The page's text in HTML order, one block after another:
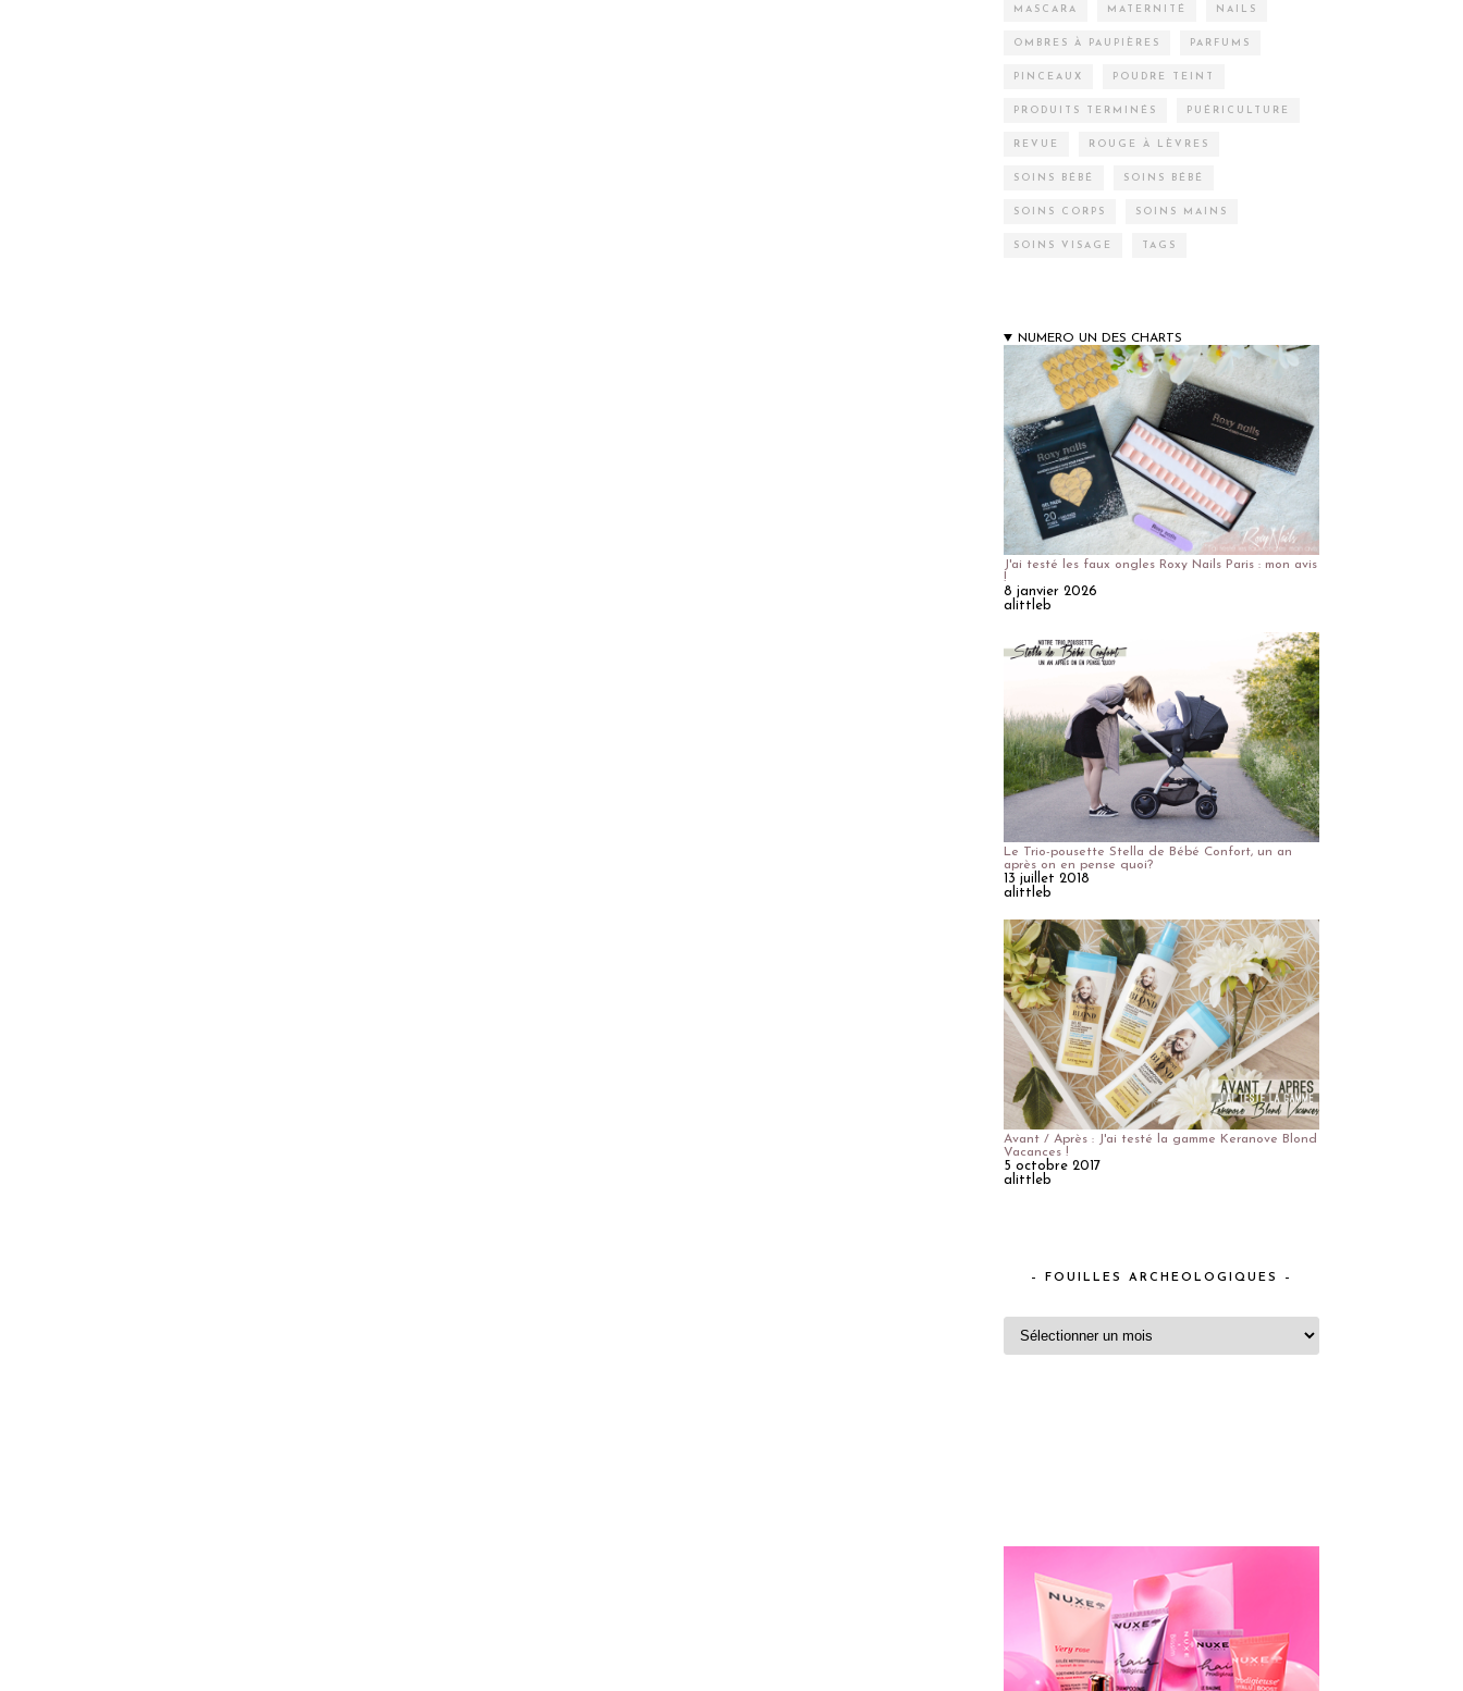
MASCARA MATERNITÉ NAILS
OMBRES À PAUPIÈRES PARFUMS
PINCEAUX POUDRE TEINT
PRODUITS TERMINÉS PUÉRICULTURE
REVUE ROUGE À LÈVRES
SOINS BÉBÉ SOINS BÉBÉ
SOINS CORPS SOINS MAINS
SOINS VISAGE TAGS
NUMERO UN DES CHARTS
J'ai testé les faux ongles Roxy Nails Paris : mon avis
!
8 janvier 2026
alittleb
Le Trio-pousette Stella de Bébé Confort, un an
après on en pense quoi?
13 juillet 2018
alittleb
Avant / Après : J'ai testé la gamme Keranove Blond
Vacances !
5 octobre 2017
alittleb
– FOUILLES ARCHEOLOGIQUES –